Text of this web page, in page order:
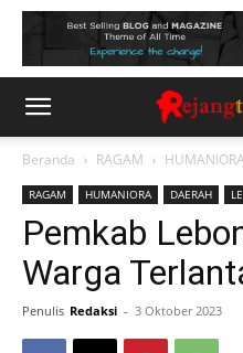
Beranda RAGAM
RAGAM HUMANIORA DAERAH
Pemkab
Warga
Penulis Redaksi - 3 Oktober 2023